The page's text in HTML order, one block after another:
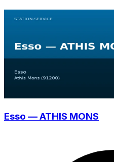
Esso — ATHIS MONS